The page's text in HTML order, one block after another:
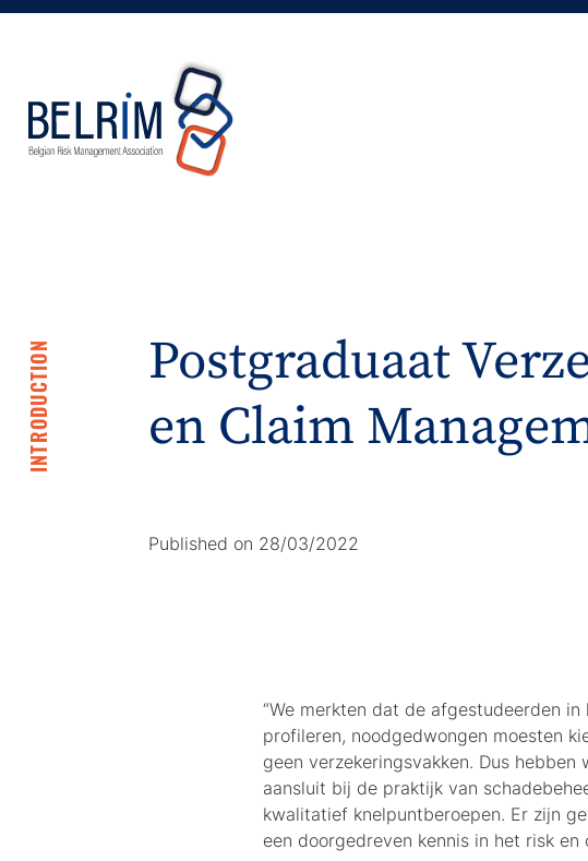
Postgraduaat
en Claim
INTRODUCTION
Published on 28/03/2022
“We merkten dat de afgestudeerden
profileren, noodgedwongen moesten
geen verzekeringsvakken. Dus
aansluit bij de praktijk van
kwalitatief knelpuntberoepen. Er zijn
een doorgedreven kennis in het risk en